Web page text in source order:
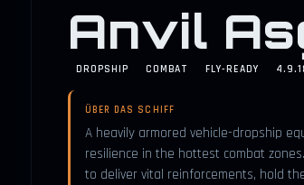
Anvil
DROPSHIP COMBAT FLY-READY
ÜBER DAS SCHIFF
A heavily armored vehicle-dropship
resilience in the hottest combat
to deliver vital reinforcements, hold